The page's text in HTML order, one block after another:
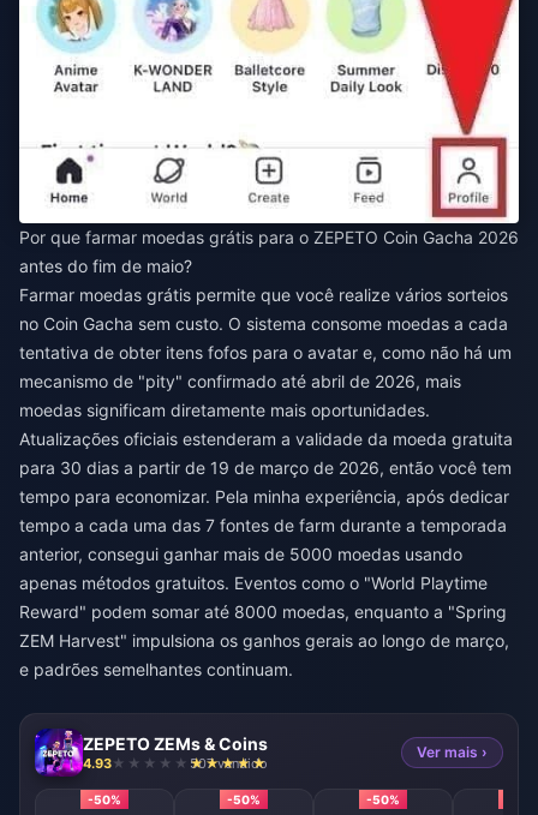
Por que farmar moedas grátis para o ZEPETO Coin Gacha 2026
antes do fim de maio?
Farmar moedas grátis permite que você realize vários sorteios
no Coin Gacha sem custo. O sistema consome moedas a cada
tentativa de obter itens fofos para o avatar e, como não há um
mecanismo de "pity" confirmado até abril de 2026, mais
moedas significam diretamente mais oportunidades.
Atualizações oficiais estenderam a validade da moeda gratuita
para 30 dias a partir de 19 de março de 2026, então você tem
tempo para economizar. Pela minha experiência, após dedicar
tempo a cada uma das 7 fontes de farm durante a temporada
anterior, consegui ganhar mais de 5000 moedas usando
apenas métodos gratuitos. Eventos como o "World Playtime
Reward" podem somar até 8000 moedas, enquanto a "Spring
ZEM Harvest" impulsiona os ganhos gerais ao longo de março,
e padrões semelhantes continuam.
ZEPETO ZEMs & Coins
4.93 507 vendido
Ver mais ›
-50% -50% -50%